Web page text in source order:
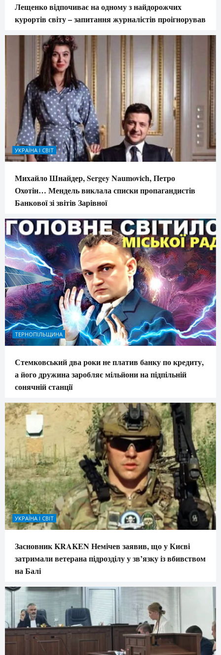
Лещенко відпочиває на одному з найдорожчих
курортів світу – запитання журналістів проігнорував
УКРАЇНА І СВІТ
Михайло Шнайдер, Sergey Naumovich, Петро
Охотін… Мендель виклала списки пропагандистів
Банкової зі звітів Зарівної
ТЕРНОПІЛЬЩИНА
Стемковський два роки не платив банку по кредиту,
а його дружина заробляє мільйони на підпільній
сонячній станції
УКРАЇНА І СВІТ
Засновник KRAKEN Немічев заявив, що у Києві
затримали ветерана підрозділу у зв’язку із вбивством
на Балі